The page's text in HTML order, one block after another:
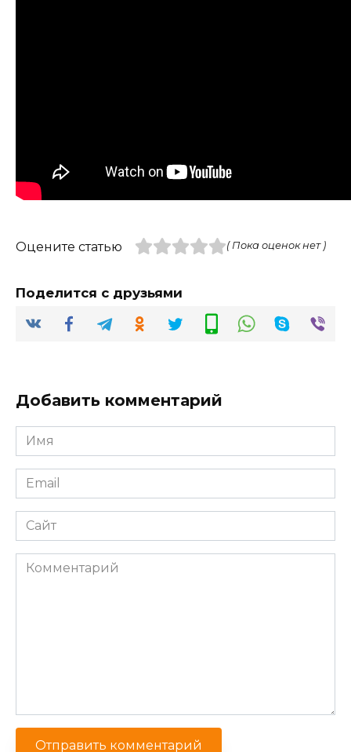
Оцените статью ( Пока оценок нет )
Поделится с друзьями
Добавить комментарий
Имя
*
Email
*
Сайт
Комментарий